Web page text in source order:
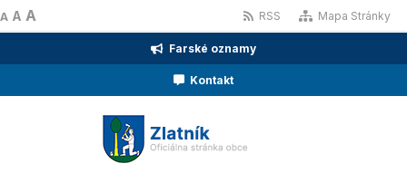
A A A RSS Mapa Stránky
Farské oznamy
Kontakt